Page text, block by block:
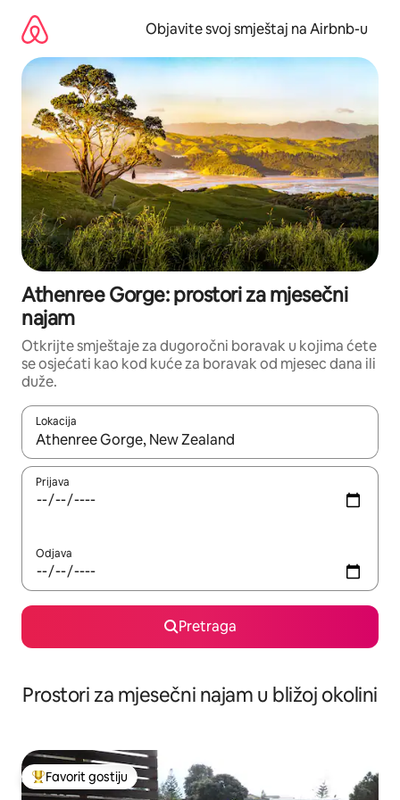
sadržaj
Objavite svoj smještaj na Airbnb-u
Athenree Gorge: prostori za mjesečni
najam
Otkrijte smještaje za dugoročni boravak u kojima ćete
se osjećati kao kod kuće za boravak od mjesec dana ili
duže.
Lokacija
Kad su rezultati dostupni, možete da se krećete kroz njih
Prijava
Odjava
Pretraga
Prostori za mjesečni najam u bližoj okolini
Glavni favorit gostiju
Favorit gostiju